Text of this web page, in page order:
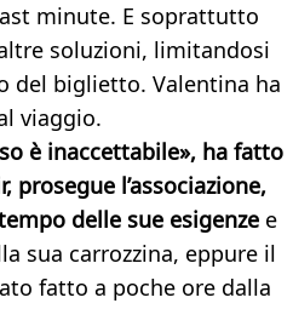
minute. E soprattutto
soluzioni, limitandosi
del biglietto. Valentina ha
viaggio.
è inaccettabile», ha fatto
prosegue l’associazione,
delle sue esigenze e
sua carrozzina, eppure il
fatto a poche ore dalla